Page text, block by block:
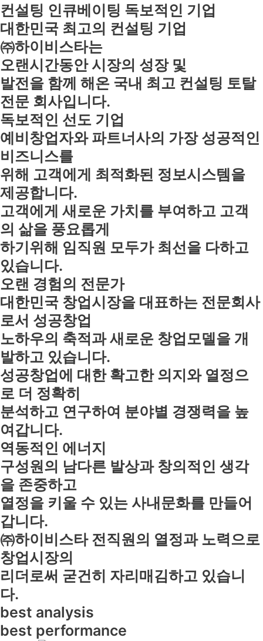
컨설팅 인큐베이팅 독보적인 기업
대한민국 최고의 컨설팅 기업
㈜하이비스타는
오랜시간동안 시장의 성장 및
발전을 함께 해온 국내 최고 컨설팅 토탈
전문 회사입니다.
독보적인 선도 기업
예비창업자와 파트너사의 가장 성공적인
비즈니스를
위해 고객에게 최적화된 정보시스템을
제공합니다.
고객에게 새로운 가치를 부여하고 고객
의 삶을 풍요롭게
하기위해 임직원 모두가 최선을 다하고
있습니다.
오랜 경험의 전문가
대한민국 창업시장을 대표하는 전문회사
로서 성공창업
노하우의 축적과 새로운 창업모델을 개
발하고 있습니다.
성공창업에 대한 확고한 의지와 열정으
로 더 정확히
분석하고 연구하여 분야별 경쟁력을 높
여갑니다.
역동적인 에너지
구성원의 남다른 발상과 창의적인 생각
을 존중하고
열정을 키울 수 있는 사내문화를 만들어
갑니다.
㈜하이비스타 전직원의 열정과 노력으로
창업시장의
리더로써 굳건히 자리매김하고 있습니
다.
best analysis
best performance